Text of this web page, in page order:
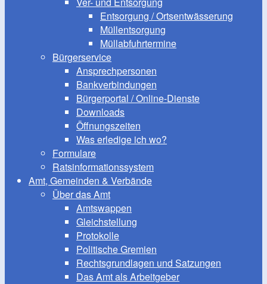
Entsorgung / Ortsentwässerung
Müllentsorgung
Müllabfuhrtermine
Bürgerservice
Ansprechpersonen
Bankverbindungen
Bürgerportal / Online-Dienste
Downloads
Öffnungszeiten
Was erledige ich wo?
Formulare
Ratsinformationssystem
Amt, Gemeinden & Verbände
Über das Amt
Amtswappen
Gleichstellung
Protokolle
Politische Gremien
Rechtsgrundlagen und Satzungen
Das Amt als Arbeitgeber